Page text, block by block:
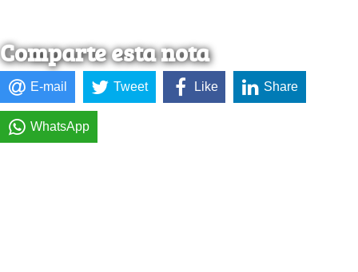
Comparte esta nota
E-mail Tweet Like Share
WhatsApp